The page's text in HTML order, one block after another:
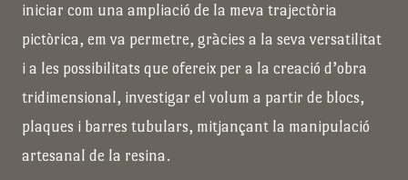
iniciar com una ampliació de la meva trajectòria
pictòrica, em va permetre, gràcies a la seva versatilitat
i a les possibilitats que ofereix per a la creació d’obra
tridimensional, investigar el volum a partir de blocs,
plaques i barres tubulars, mitjançant la manipulació
artesanal de la resina.